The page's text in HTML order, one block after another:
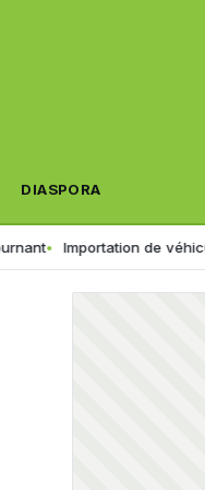
DIASPORA
Importation de véhicules en